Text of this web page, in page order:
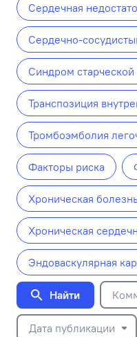
Сердечная
Сердечно-
Синдром старческой
Транспозиция
Тромбоэмболия
Факторы риска
Хроническая
Хроническая
Эндоваскулярная
Найти
Дата публикации